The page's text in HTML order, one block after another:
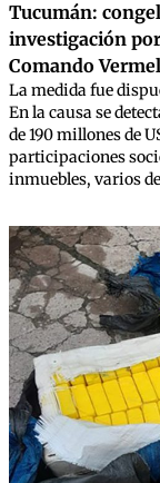
Tucumán:
investigación
Comando
La medida fue
En la causa se
de 190 millones de
participaciones
inmuebles, varios